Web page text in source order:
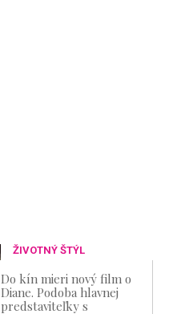
ŽIVOTNÝ ŠTÝL
Do kín mieri nový film o
Diane. Podoba hlavnej
predstaviteľky s